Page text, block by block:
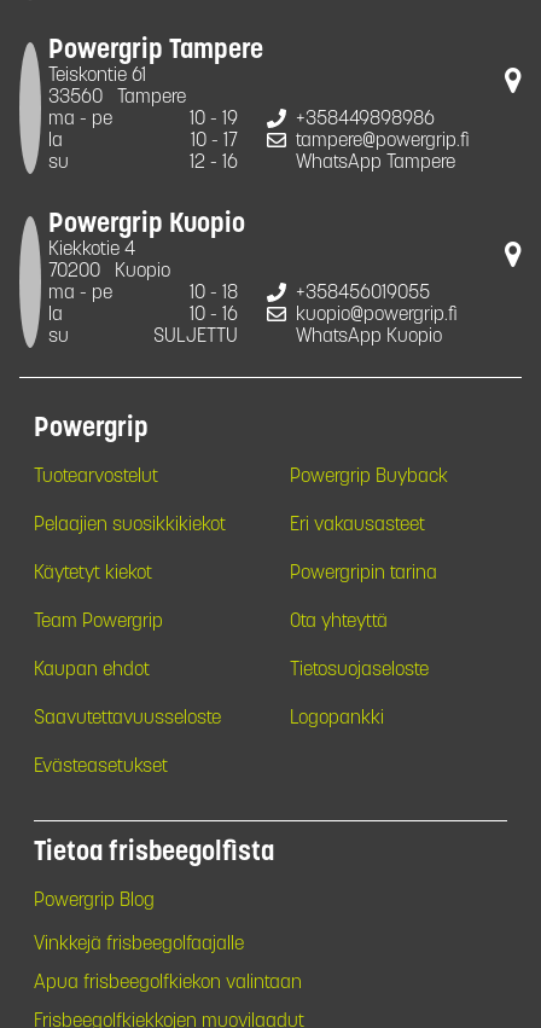
Powergrip Tampere
Teiskontie 61
33560
Tampere
ma - pe
10 - 19
la
10 - 17
su
12 - 16
+358449898986
tampere@powergrip.fi
WhatsApp Tampere
Powergrip Kuopio
Kiekkotie 4
70200
Kuopio
ma - pe
10 - 18
la
10 - 16
su
SULJETTU
+358456019055
kuopio@powergrip.fi
WhatsApp Kuopio
Powergrip
Tuotearvostelut Powergrip Buyback
Pelaajien suosikkikiekot Eri vakausasteet
Käytetyt kiekot Powergripin tarina
Team Powergrip Ota yhteyttä
Kaupan ehdot Tietosuojaseloste
Saavutettavuusseloste Logopankki
Evästeasetukset
Tietoa frisbeegolfista
Powergrip Blog
Vinkkejä frisbeegolfaajalle
Apua frisbeegolfkiekon valintaan
Frisbeegolfkiekkojen muovilaadut